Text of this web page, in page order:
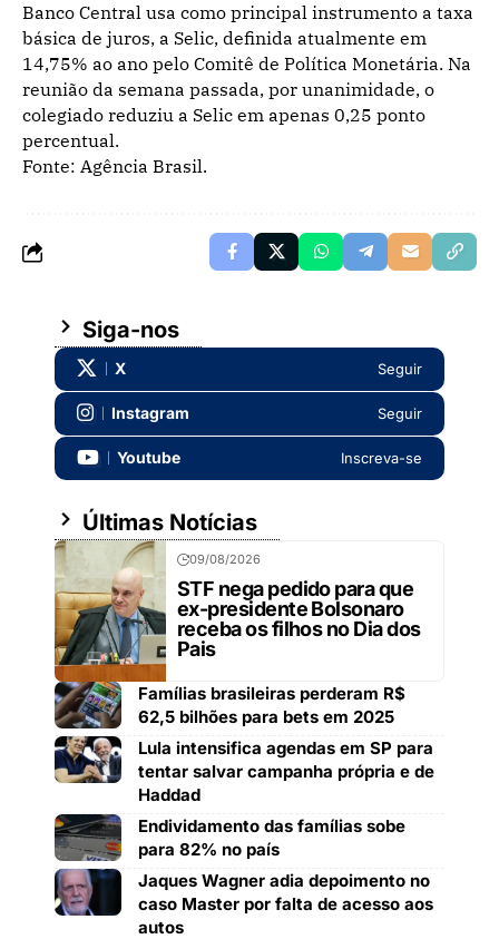
Banco Central usa como principal instrumento a taxa
básica de juros, a Selic, definida atualmente em
14,75% ao ano pelo Comitê de Política Monetária. Na
reunião da semana passada, por unanimidade, o
colegiado reduziu a Selic em apenas 0,25 ponto
percentual.
Fonte: Agência Brasil.
Siga-nos
X Seguir
Instagram Seguir
Youtube Inscreva-se
Últimas Notícias
09/08/2026
STF nega pedido para que
ex-presidente Bolsonaro
receba os filhos no Dia dos
Pais
Famílias brasileiras perderam R$
62,5 bilhões para bets em 2025
Lula intensifica agendas em SP para
tentar salvar campanha própria e de
Haddad
Endividamento das famílias sobe
para 82% no país
Jaques Wagner adia depoimento no
caso Master por falta de acesso aos
autos